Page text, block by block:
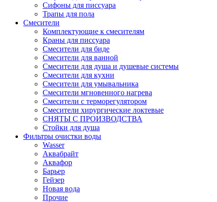
Сифоны для писсуара
Трапы для пола
Смесители
Комплектующие к смесителям
Краны для писсуара
Смесители для биде
Смесители для ванной
Смесители для душа и душевые системы
Смесители для кухни
Смесители для умывальника
Смесители мгновенного нагрева
Смесители с терморегулятором
Смесители хирургические локтевые
СНЯТЫ С ПРОИЗВОДСТВА
Стойки для душа
Фильтры очистки воды
Wasser
Аквабрайт
Аквафор
Барьер
Гейзер
Новая вода
Прочие